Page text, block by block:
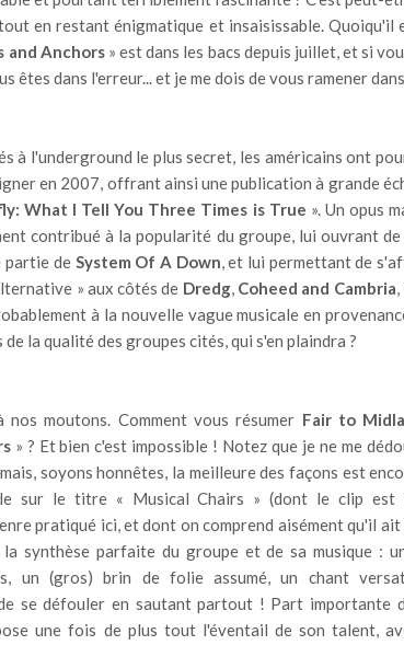
en restant énigmatique et insaisissable. Quoiqu'il
and Anchors» est dans les bacs depuis juillet, et si
êtes dans l'erreur... et je me dois de vous ramener
à l'underground le plus secret, les américains ont
en 2007, offrant ainsi une publication à grande
What I Tell You Three Times is True ». Un opus
contribué à la popularité du groupe, lui ouvrant
partie de System Of A Down, et lui permettant de
» aux côtés de Dredg, Coheed and Cambria,
à la nouvelle vague musicale en
de la qualité des groupes cités, qui s'en plaindra ?
nos moutons. Comment vous résumer Fair to
» ? Et bien c'est impossible ! Notez que je ne me
soyons honnêtes, la meilleure des façons est
sur le titre « Musical Chairs » (dont le clip est
pratiqué ici, et dont on comprend aisément qu'il ait
synthèse parfaite du groupe et de sa musique :
un (gros) brin de folie assumé, un chant
se défouler en sautant partout ! Part importante
une fois de plus tout l'éventail de son talent,